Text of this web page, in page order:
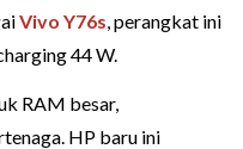
Vivo Y76s, perangkat ini
44 W.
RAM besar,
HP baru ini